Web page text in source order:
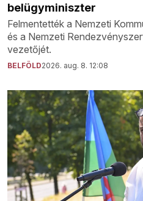
belügyminiszter
Felmentették a Nemzeti
és a Nemzeti
vezetőjét.
BELFÖLD2026. aug. 8. 12:08